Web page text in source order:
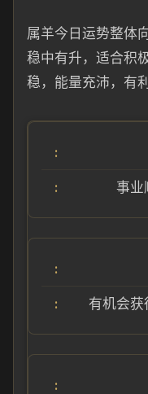
属羊今日运势整体
稳中有升，适合积
稳，能量充沛，有
事业
有机会